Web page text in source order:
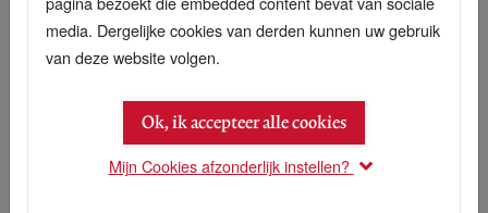
media. Dergelijke cookies van derden kunnen uw gebruik
van deze website volgen.
Ok, ik accepteer alle cookies
Mijn Cookies afzonderlijk instellen?